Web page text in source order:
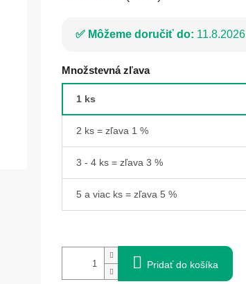
Môžeme doručiť do: 11.8.2026
Množstevná zľava
1 ks
2 ks = zľava 1 %
3 - 4 ks = zľava 3 %
5 a viac ks = zľava 5 %
Pridať do košíka